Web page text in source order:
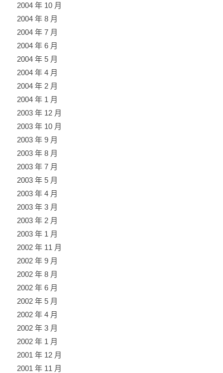
2004 年 10 月
2004 年 8 月
2004 年 7 月
2004 年 6 月
2004 年 5 月
2004 年 4 月
2004 年 2 月
2004 年 1 月
2003 年 12 月
2003 年 10 月
2003 年 9 月
2003 年 8 月
2003 年 7 月
2003 年 5 月
2003 年 4 月
2003 年 3 月
2003 年 2 月
2003 年 1 月
2002 年 11 月
2002 年 9 月
2002 年 8 月
2002 年 6 月
2002 年 5 月
2002 年 4 月
2002 年 3 月
2002 年 1 月
2001 年 12 月
2001 年 11 月